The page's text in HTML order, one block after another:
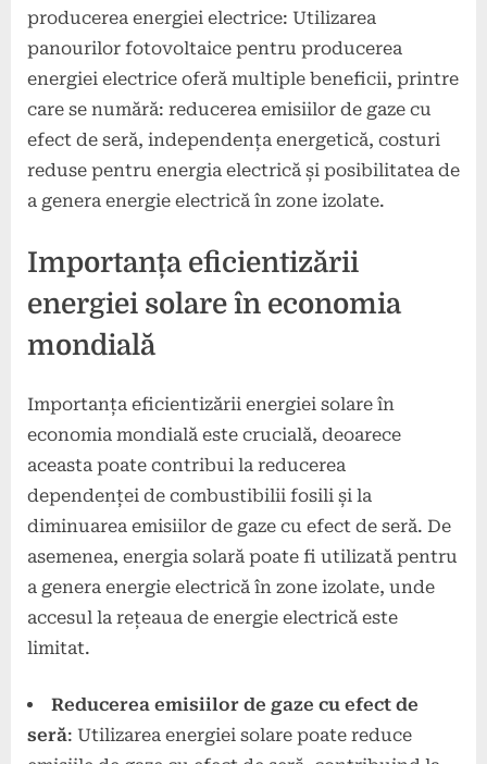
producerea energiei electrice: Utilizarea
panourilor fotovoltaice pentru producerea
energiei electrice oferă multiple beneficii, printre
care se numără: reducerea emisiilor de gaze cu
efect de seră, independența energetică, costuri
reduse pentru energia electrică și posibilitatea de
a genera energie electrică în zone izolate.
Importanța eficientizării
energiei solare în economia
mondială
Importanța eficientizării energiei solare în
economia mondială este crucială, deoarece
aceasta poate contribui la reducerea
dependenței de combustibilii fosili și la
diminuarea emisiilor de gaze cu efect de seră. De
asemenea, energia solară poate fi utilizată pentru
a genera energie electrică în zone izolate, unde
accesul la rețeaua de energie electrică este
limitat.
Reducerea emisiilor de gaze cu efect de
seră: Utilizarea energiei solare poate reduce